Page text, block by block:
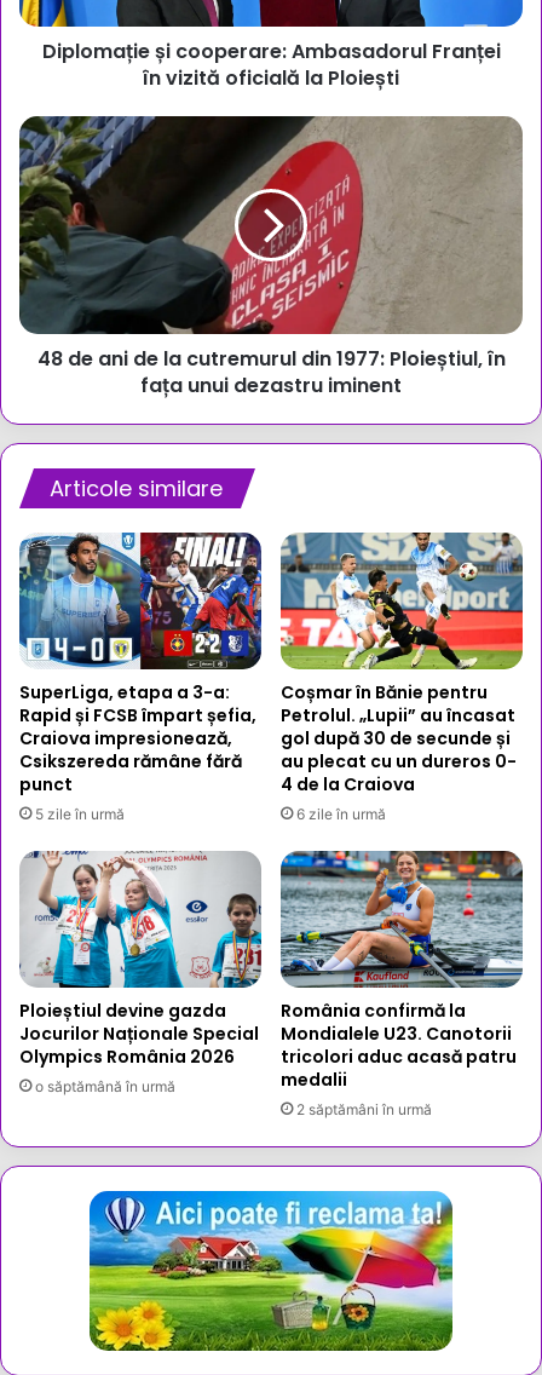
la
Ploiești
Diplomație și cooperare: Ambasadorul Franței
în vizită oficială la Ploiești
48
de
ani
de
la
cutremurul
din
Ploieștiul,
48 de ani de la cutremurul din 1977: Ploieștiul, în
fața unui dezastru iminent
Articole similare
SuperLiga, etapa a 3-a:
Rapid și FCSB împart șefia,
Craiova impresionează,
Csikszereda rămâne fără
punct
5 zile în urmă
Coșmar în Bănie pentru
Petrolul. „Lupii” au încasat
gol după 30 de secunde și
au plecat cu un dureros 0-
4 de la Craiova
6 zile în urmă
Ploieștiul devine gazda
Jocurilor Naționale Special
Olympics România 2026
o săptămână în urmă
România confirmă la
Mondialele U23. Canotorii
tricolori aduc acasă patru
medalii
2 săptămâni în urmă